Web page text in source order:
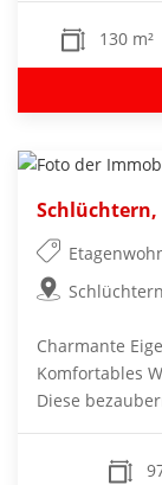
130 m²
Schlüchtern,
Schlüchtern
Charmante
Komfortables
Diese